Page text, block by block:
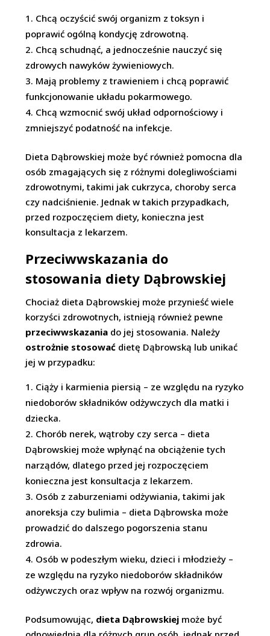
Chcą oczyścić swój organizm z toksyn i
poprawić ogólną kondycję zdrowotną.
Chcą schudnąć, a jednocześnie nauczyć się
zdrowych nawyków żywieniowych.
Mają problemy z trawieniem i chcą poprawić
funkcjonowanie układu pokarmowego.
Chcą wzmocnić swój układ odpornościowy i
zmniejszyć podatność na infekcje.
Dieta Dąbrowskiej może być również pomocna dla
osób zmagających się z różnymi dolegliwościami
zdrowotnymi, takimi jak cukrzyca, choroby serca
czy nadciśnienie. Jednak w takich przypadkach,
przed rozpoczęciem diety, konieczna jest
konsultacja z lekarzem.
Przeciwwskazania do
stosowania diety Dąbrowskiej
Chociaż dieta Dąbrowskiej może przynieść wiele
korzyści zdrowotnych, istnieją również pewne
przeciwwskazania do jej stosowania. Należy
ostrożnie stosować dietę Dąbrowską lub unikać
jej w przypadku:
Ciąży i karmienia piersią – ze względu na ryzyko
niedoborów składników odżywczych dla matki i
dziecka.
Chorób nerek, wątroby czy serca – dieta
Dąbrowskiej może wpłynąć na obciążenie tych
narządów, dlatego przed jej rozpoczęciem
konieczna jest konsultacja z lekarzem.
Osób z zaburzeniami odżywiania, takimi jak
anoreksja czy bulimia – dieta Dąbrowska może
prowadzić do dalszego pogorszenia stanu
zdrowia.
Osób w podeszłym wieku, dzieci i młodzieży –
ze względu na ryzyko niedoborów składników
odżywczych oraz wpływ na rozwój organizmu.
Podsumowując, dieta Dąbrowskiej może być